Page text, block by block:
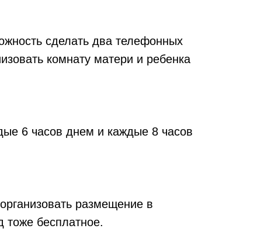
сделать два телефонных
комнату матери и ребенка
6 часов днем и каждые 8 часов
размещение в
тоже бесплатное.